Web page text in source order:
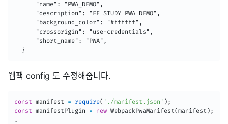
      "name": "PWA_DEMO",
      "description": "FE STUDY PWA DEMO",
      "background_color": "#ffffff",
      "crossorigin": "use-credentials",
      "short_name": "PWA",
  }
웹팩 config 도 수정해줍니다.
const manifest = require( './manifest.json' ) ;
const manifestPlugin = new WebpackPwaManifest(manifest ) ;
.